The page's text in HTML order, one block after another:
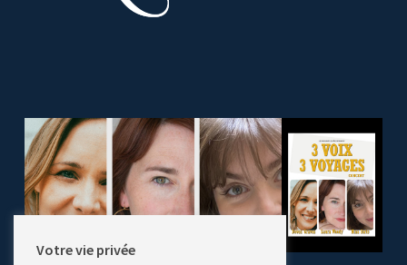
Votre vie privée